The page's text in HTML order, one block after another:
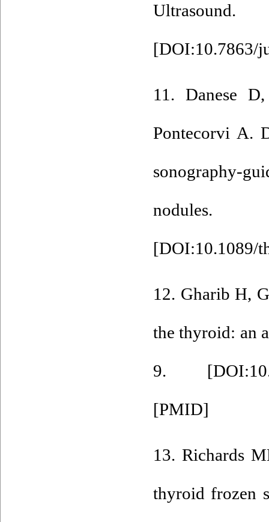
[DOI:10.7863/
11. Danese
Pontecorvi A.
sonography-
nodules.
[DOI:10.1089/
12. Gharib H,
the thyroid: an
9. [
[PMID]
13. Richards
thyroid frozen